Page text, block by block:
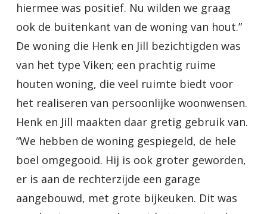
hiermee was positief. Nu wilden we graag
ook de buitenkant van de woning van hout.”
De woning die Henk en Jill bezichtigden was
van het type Viken; een prachtig ruime
houten woning, die veel ruimte biedt voor
het realiseren van persoonlijke woonwensen.
Henk en Jill maakten daar gretig gebruik van.
“We hebben de woning gespiegeld, de hele
boel omgegooid. Hij is ook groter geworden,
er is aan de rechterzijde een garage
aangebouwd, met grote bijkeuken. Dit was